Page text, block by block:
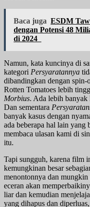
Baca juga ESDM
dengan Potensi 48
di 2024
Namun, kata kuncinya di
kategori Persyaratannya
dibandingkan dengan
Rotten Tomatoes lebih
Morbius. Ada lebih banyak
Dan sementara
banyak kasus dengan
ada beberapa hal lain yang
membaca ulasan kami di
itu.
Tapi sungguh, karena film
kemungkinan besar
menontonnya dan mungkin
eceran akan
liar dan kemudian
yang dihapus dan